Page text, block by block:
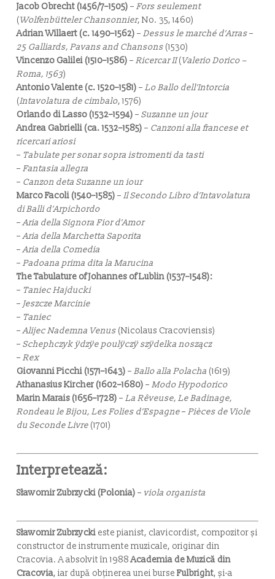
Jacob Obrecht (1456/7–1505) – Fors seulement
(Wolfenbütteler Chansonnier, No. 35, 1460)
Adrian Willaert (c. 1490–1562) – Dessus le marché d’Arras–
25 Galliards, Pavans and Chansons(1530)
Vincenzo Galilei (1510–1586) – Ricercar II(Valerio Dorico –
Roma, 1563)
Antonio Valente (c. 1520–1581) – Lo Ballo dell’Intorcia
(Intavolatura de cimbalo, 1576)
Orlando di Lasso (1532–1594) – Suzanne un jour
Andrea Gabrielli (ca. 1532–1585) – Canzoni alla francese et
ricercari ariosi
– Tabulate per sonar sopra istromenti da tasti
– Fantasia allegra
– Canzon deta Suzanne un iour
Marco Facoli (1540–1585) – Il Secondo Libro d’Intavolatura
di Balli d’Arpichordo
–Aria della Signora Fior d’Amor
–Aria della Marchetta Saporita
–Aria della Comedia
– Padoana prima dita la Marucina
The Tabulature of Johannes of Lublin (1537–1548):
– Taniec Hajducki
– Jeszcze Marcinie
– Taniec
–Alijec Nademna Venus(Nicolaus Cracoviensis)
– Schephczyk ÿdzÿe poulÿczÿ szÿdelka noszącz
– Rex
Giovanni Picchi (1571–1643) – Ballo alla Polacha (1619)
Athanasius Kircher (1602–1680) – Modo Hypodorico
Marin Marais (1656–1728) – La Rêveuse, Le Badinage,
Rondeau le Bijou, Les Folies d’Espagne– Pièces de Viole
du Seconde Livre(1701)
Interpretează:
Sławomir Zubrzycki (Polonia) – viola organista
Sławomir Zubrzyckieste pianist, clavicordist, compozitor și
constructor de instrumente muzicale, originar din
Cracovia. A absolvit în 1988Academia de Muzică din
Cracovia, iar după obținerea unei burse Fulbright, și-a